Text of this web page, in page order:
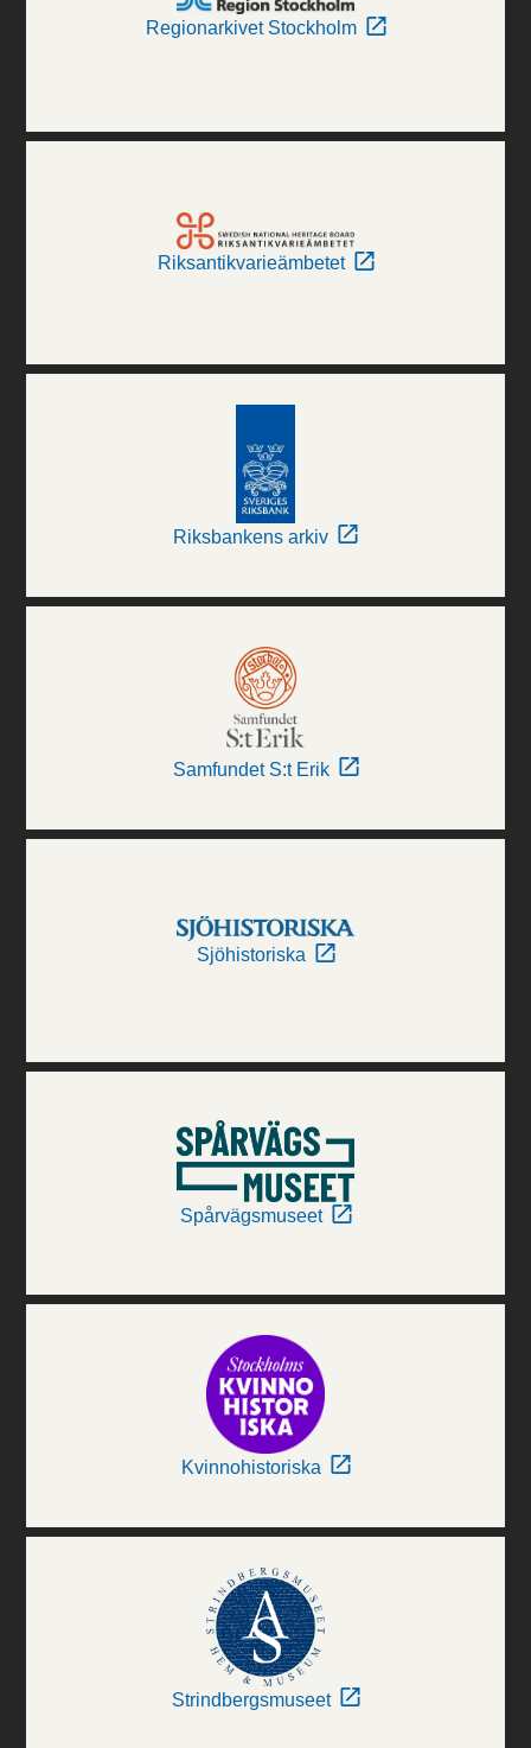
Regionarkivet Stockholm
Riksantikvarieämbetet
Riksbankens arkiv
Samfundet S:t Erik
Sjöhistoriska
Spårvägsmuseet
Kvinnohistoriska
Strindbergsmuseet